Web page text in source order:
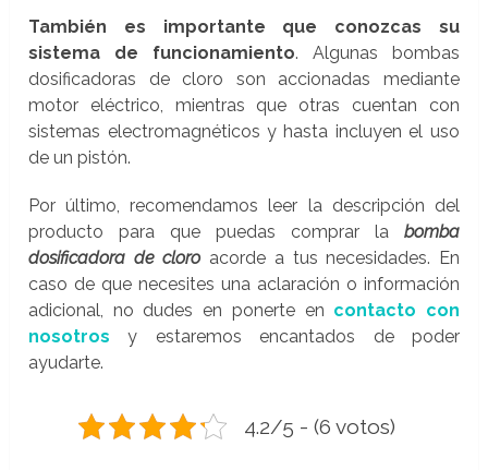
También es importante que conozcas su
sistema de funcionamiento. Algunas bombas
dosificadoras de cloro son accionadas mediante
motor eléctrico, mientras que otras cuentan con
sistemas electromagnéticos y hasta incluyen el uso
de un pistón.
Por último, recomendamos leer la descripción del
producto para que puedas comprar la bomba
dosificadora de cloroacorde a tus necesidades. En
caso de que necesites una aclaración o información
adicional, no dudes en ponerte en contacto con
nosotros y estaremos encantados de poder
ayudarte.
4.2/5 - (6 votos)